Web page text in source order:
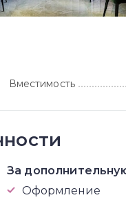
Вместимость
За
Оформление